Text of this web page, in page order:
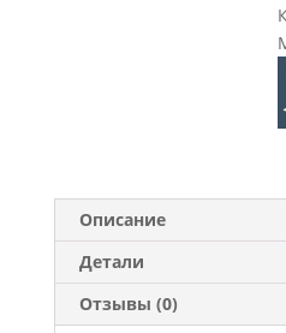
Описание
Детали
Отзывы (0)